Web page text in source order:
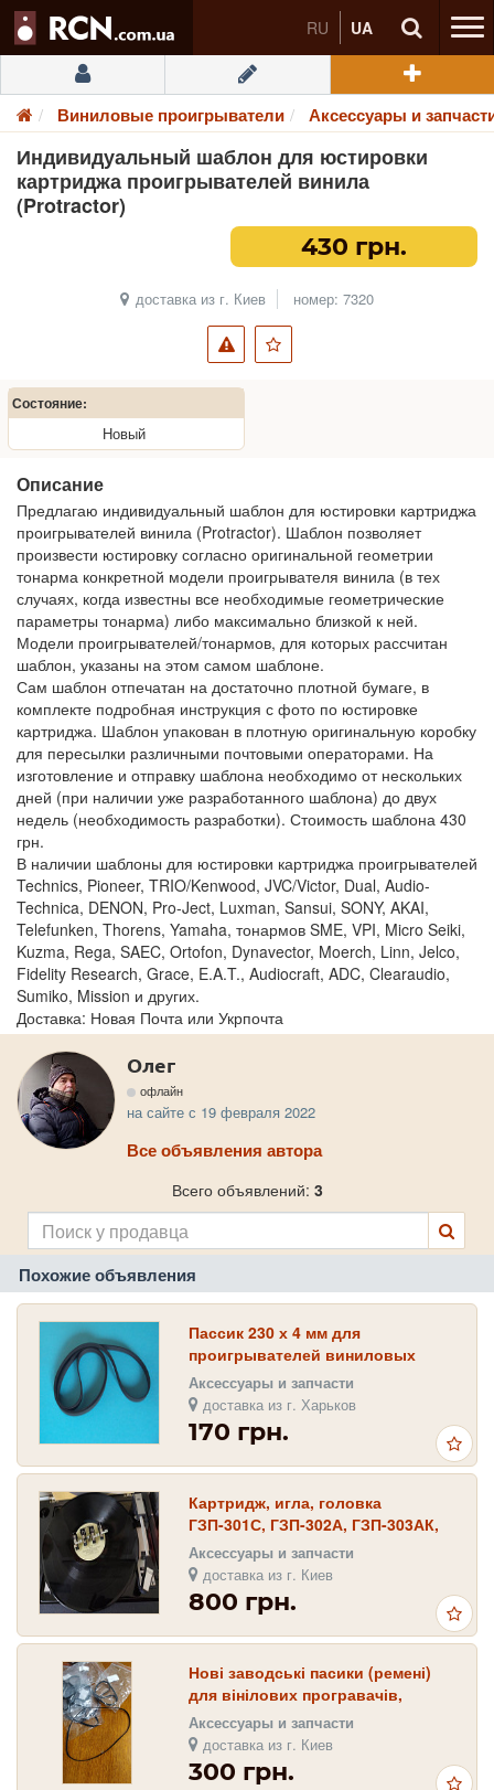
RU UA
Виниловые проигрыватели Аксессуары и
Индивидуальный шаблон для юстировки
картриджа проигрывателей винила
(Protractor)
430 грн.
доставка из г. Киев номер: 7320
Состояние:
Новый
Описание
Предлагаю индивидуальный шаблон для юстировки картриджа
проигрывателей винила (Protractor). Шаблон позволяет
произвести юстировку согласно оригинальной геометрии
тонарма конкретной модели проигрывателя винила (в тех
случаях, когда известны все необходимые геометрические
параметры тонарма) либо максимально близкой к ней.
Модели проигрывателей/тонармов, для которых рассчитан
шаблон, указаны на этом самом шаблоне.
Сам шаблон отпечатан на достаточно плотной бумаге, в
комплекте подробная инструкция с фото по юстировке
картриджа. Шаблон упакован в плотную оригинальную коробку
для пересылки различными почтовыми операторами. На
изготовление и отправку шаблона необходимо от нескольких
дней (при наличии уже разработанного шаблона) до двух
недель (необходимость разработки). Стоимость шаблона 430
грн.
В наличии шаблоны для юстировки картриджа проигрывателей
Technics, Pioneer, TRIO/Kenwood, JVC/Victor, Dual, Audio-
Technica, DENON, Pro-Ject, Luxman, Sansui, SONY, AKAI,
Telefunken, Thorens, Yamaha, тонармов SME, VPI, Micro Seiki,
Kuzma, Rega, SAEC, Ortofon, Dynavector, Moerch, Linn, Jelco,
Fidelity Research, Grace, E.A.T., Audiocraft, ADC, Clearaudio,
Sumiko, Mission и других.
Доставка: Новая Почта или Укрпочта
Олег
офлайн
на сайте с 19 февраля 2022
Все объявления автора
Всего объявлений: 3
Похожие объявления
Пассик 230 х 4 мм для
проигрывателей виниловых
пластинок Вега ( G-600 _ G-602 )
Аксессуары и запчасти
доставка из г. Харьков
170 грн.
Картридж, игла, головка
ГЗП-301С, ГЗП-302А, ГЗП-303АК,
ГЗП-305СА, ГЗКУ-631РА и запасная
игла
Аксессуары и запчасти
доставка из г. Киев
800 грн.
Нові заводські пасики (ремені)
для вінілових програвачів,
створених на базі ЕПП UNITRA
G600, G601, G
Аксессуары и запчасти
доставка из г. Киев
300 грн.